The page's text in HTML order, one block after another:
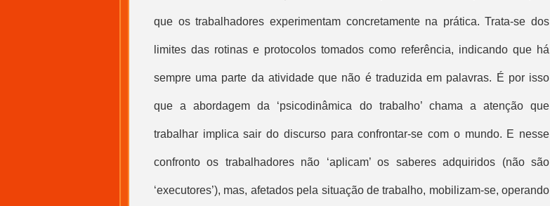
que os trabalhadores experimentam concretamente na prática. Trata-se dos
limites das rotinas e protocolos tomados como referência, indicando que há
sempre uma parte da atividade que não é traduzida em palavras. É por isso
que a abordagem da ‘psicodinâmica do trabalho’ chama a atenção que
trabalhar implica sair do discurso para confrontar-se com o mundo. E nesse
confronto os trabalhadores não ‘aplicam’ os saberes adquiridos (não são
‘executores’), mas, afetados pela situação de trabalho, mobilizam-se, operando